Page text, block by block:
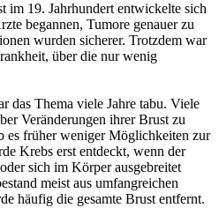
im 19. Jahrhundert entwickelte sich
begannen, Tumore genauer zu
wurden sicherer. Trotzdem war
über die nur wenig
das Thema viele Jahre tabu. Viele
Veränderungen ihrer Brust zu
es früher weniger Möglichkeiten zur
Krebs erst entdeckt, wenn der
sich im Körper ausgebreitet
meist aus umfangreichen
häufig die gesamte Brust entfernt.